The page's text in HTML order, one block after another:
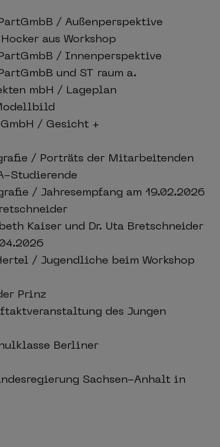
/ Außenperspektive
aus Workshop
/ Innenperspektive
und ST raum a.
mbH / Lageplan
/ Gesicht +
/ Porträts der Mitarbeitenden
Studierende
/ Jahresempfang am 19.02.2026
Kaiser und Dr. Uta Bretschneider
/ Jugendliche beim Workshop
Prinz
des Jungen
Berliner
Sachsen-Anhalt in